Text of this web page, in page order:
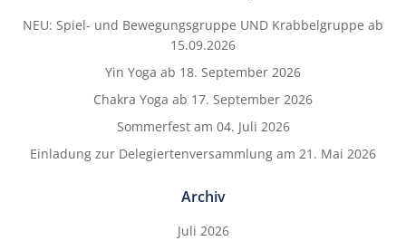
NEU: Spiel- und Bewegungsgruppe UND Krabbelgruppe ab
15.09.2026
Yin Yoga ab 18. September 2026
Chakra Yoga ab 17. September 2026
Sommerfest am 04. Juli 2026
Einladung zur Delegiertenversammlung am 21. Mai 2026
Archiv
Juli 2026